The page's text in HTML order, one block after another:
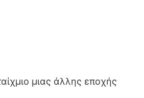
μιας άλλης εποχής